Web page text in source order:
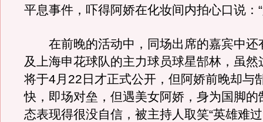
平息事件，吓得阿娇在化妆间内拍心口说：
在前晚的活动中，同场出席的嘉宾中还
及上海申花球队的主力球员球星郜林，虽然
将于4月22日才正式公开，但阿娇前晚却与
快，即场对垒，但遇美女阿娇，身为国脚的
态表现得很没自信，被主持人取笑“英雄难